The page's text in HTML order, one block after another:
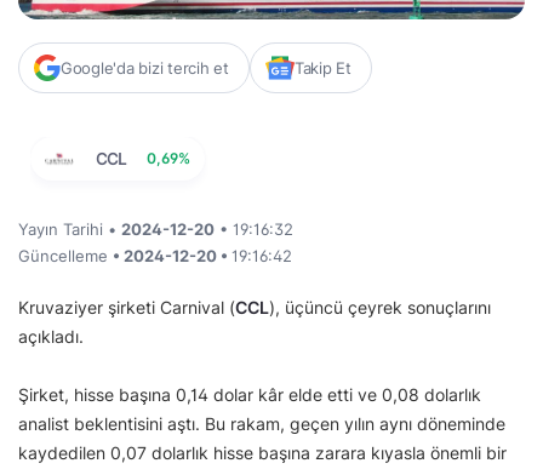
Google'da bizi tercih et Takip Et
CCL 0,69%
Yayın Tarihi • 2024-12-20 • 19:16:32
Güncelleme • 2024-12-20 • 19:16:42
Kruvaziyer şirketi Carnival (CCL), üçüncü çeyrek sonuçlarını
açıkladı.
Şirket, hisse başına 0,14 dolar kâr elde etti ve 0,08 dolarlık
analist beklentisini aştı. Bu rakam, geçen yılın aynı döneminde
kaydedilen 0,07 dolarlık hisse başına zarara kıyasla önemli bir